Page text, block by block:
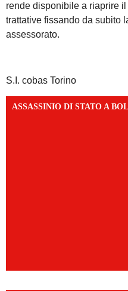
rende disponibile a riaprire
trattative fissando da subito
assessorato.
S.I. cobas Torino
ASSASSINIO DI STATO A